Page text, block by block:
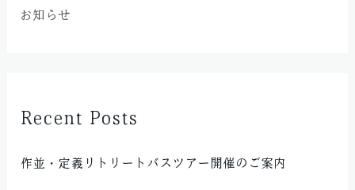
お知らせ
Recent Posts
作並・定義リトリートバスツアー開催のご案内